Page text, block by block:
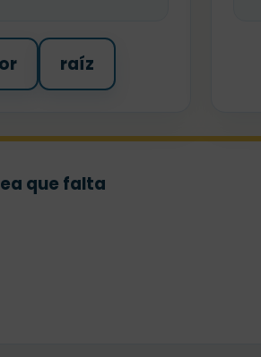
raíz
que falta